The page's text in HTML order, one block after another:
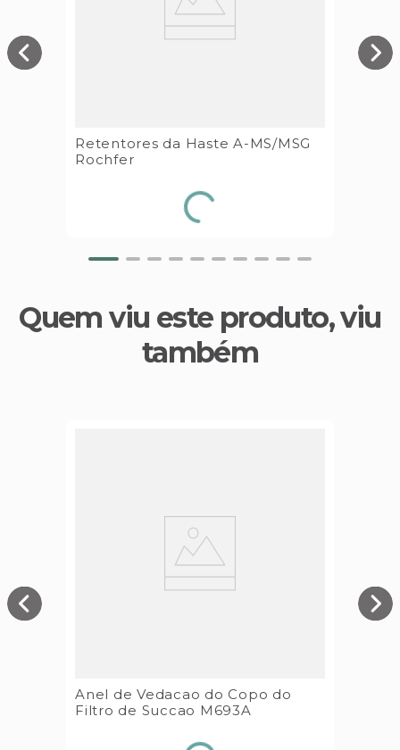
Retentores da Haste A-MS/MSG
Rochfer
Quem viu este produto, viu
também
Anel de Vedacao do Copo do
Filtro de Succao M693A